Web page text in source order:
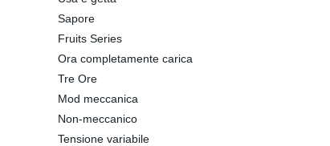
Sapore
Fruits Series
Ora completamente carica
Tre Ore
Mod meccanica
Non-meccanico
Tensione variabile